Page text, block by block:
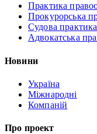
Практика
Прокурорська
Судова практика
Адвокатська
Новини
Україна
Міжнародні
Компаній
Про проект